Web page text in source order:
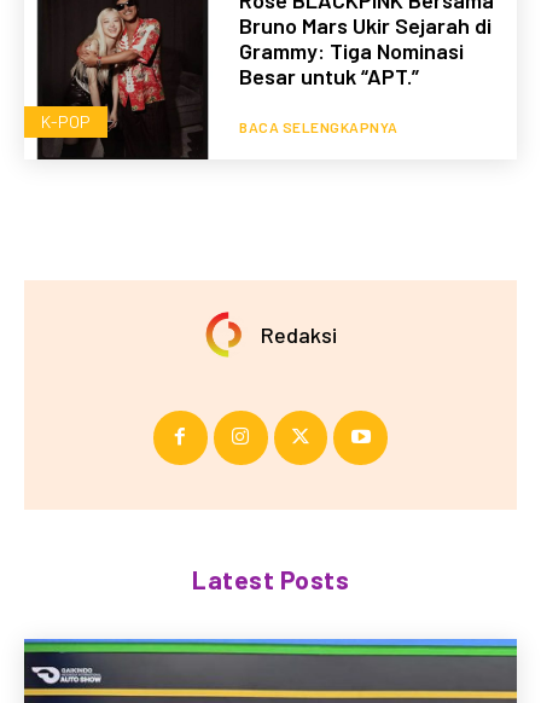
K-POP
Bruno Mars Ukir Sejarah di
Grammy: Tiga Nominasi
Besar untuk “APT.”
BACA SELENGKAPNYA
Redaksi
Latest Posts